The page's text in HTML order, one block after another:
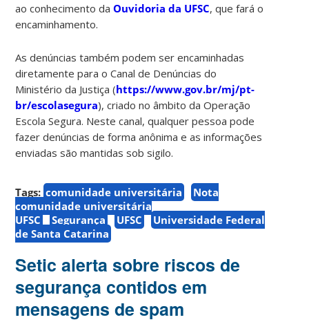
ao conhecimento daOuvidoria da UFSC, que fará o
encaminhamento.
As denúncias também podem ser encaminhadas
diretamente para o Canal de Denúncias do
Ministério da Justiça (https://www.gov.br/mj/pt-
br/escolasegura), criado no âmbito da Operação
Escola Segura. Neste canal, qualquer pessoa pode
fazer denúncias de forma anônima e as informações
enviadas são mantidas sob sigilo.
Tags: comunidade universitária
Nota
comunidade universitária
UFSC
Segurança UFSC
Universidade Federal
de Santa Catarina
Setic alerta sobre riscos de
segurança contidos em
mensagens de spam